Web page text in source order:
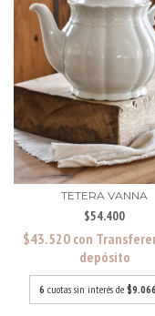
TETERA VANNA
$54.400
$43.520 con
depósito
6 cuotas sin interés de